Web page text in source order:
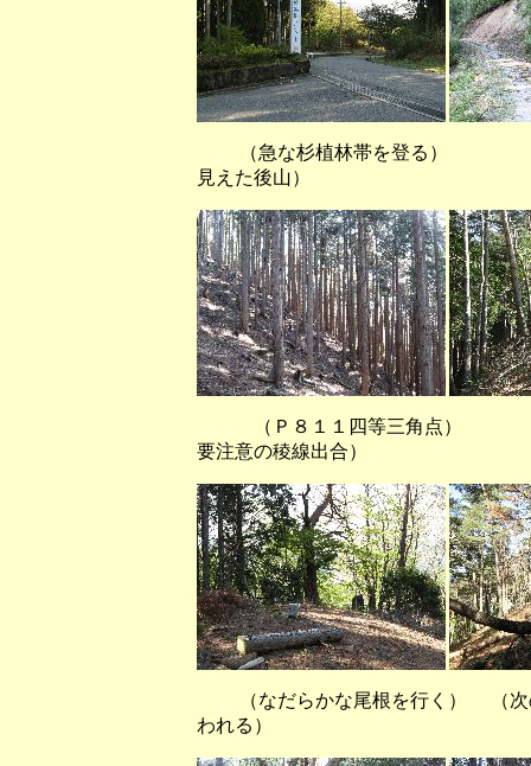
（急な杉植林帯を登る） （
見えた後山）
（Ｐ８１１四等三角
要注意の稜線出合）
（なだらかな尾根を行く） （
われる）